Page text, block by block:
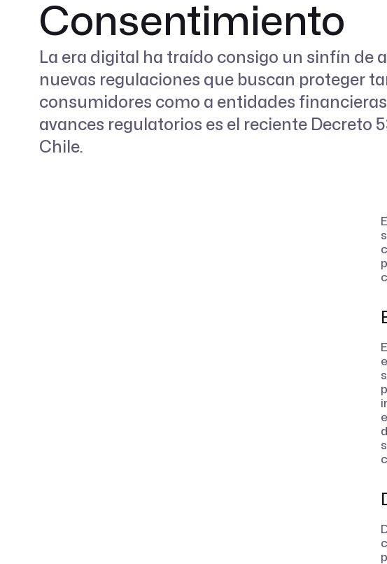
Consentimiento
La era digital ha traído consigo un sinfín de
nuevas regulaciones que buscan proteger
consumidores como a entidades
avances regulatorios es el reciente Decreto
Chile.